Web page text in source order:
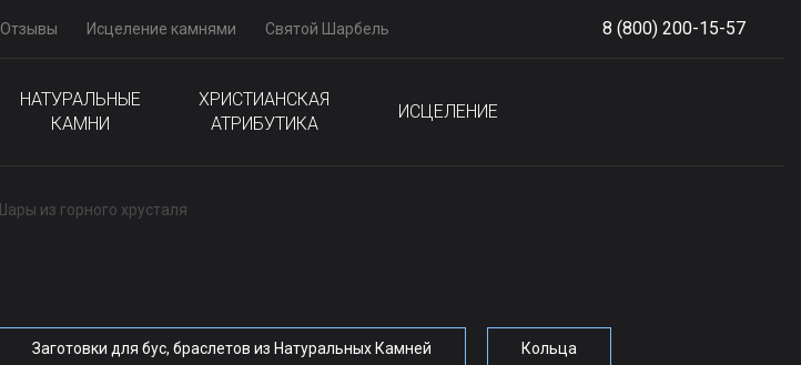
Отзывы Исцеление камнями Святой Шарбель 8 (800) 200-15-57
НАТУРАЛЬНЫЕ
КАМНИ
ХРИСТИАНСКАЯ
АТРИБУТИКА
ИСЦЕЛЕНИЕ
Шары из горного хрусталя
Заготовки для бус, браслетов из Натуральных Камней Кольца